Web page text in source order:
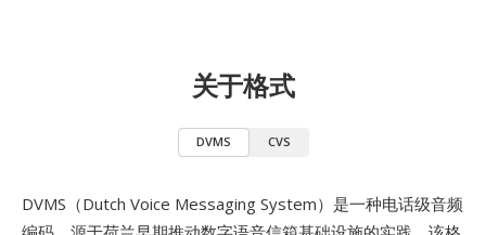
关于格式
DVMS CVS
DVMS（Dutch Voice Messaging System）是一种电话级音频